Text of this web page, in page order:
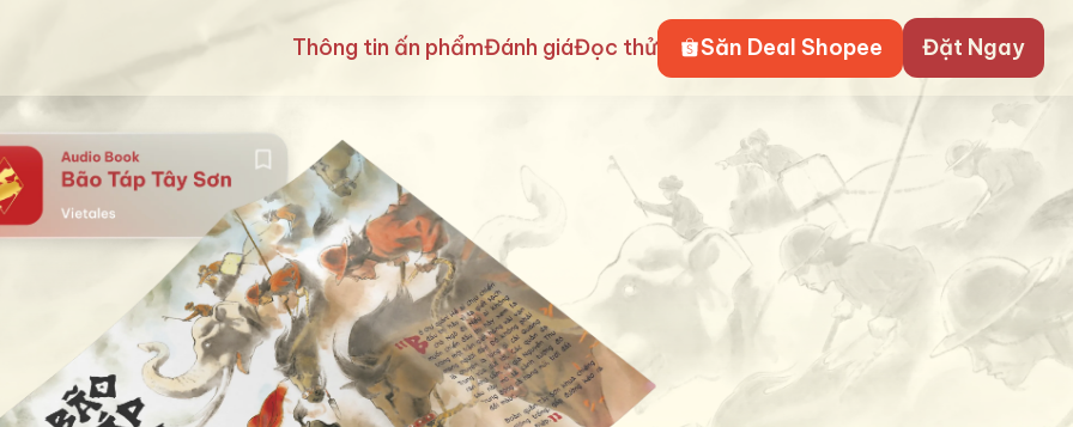
Thông tin ấn phẩmĐánh giáĐọc thử Săn Deal Shopee Đặt Ngay